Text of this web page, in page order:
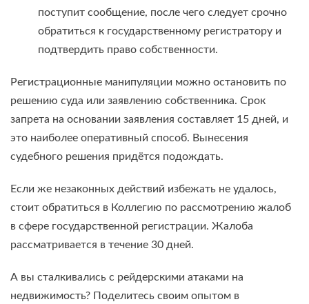
поступит сообщение, после чего следует срочно
обратиться к государственному регистратору и
подтвердить право собственности.
Регистрационные манипуляции можно остановить по
решению суда или заявлению собственника. Срок
запрета на основании заявления составляет 15 дней, и
это наиболее оперативный способ. Вынесения
судебного решения придётся подождать.
Если же незаконных действий избежать не удалось,
стоит обратиться в Коллегию по рассмотрению жалоб
в сфере государственной регистрации. Жалоба
рассматривается в течение 30 дней.
А вы сталкивались с рейдерскими атаками на
недвижимость? Поделитесь своим опытом в